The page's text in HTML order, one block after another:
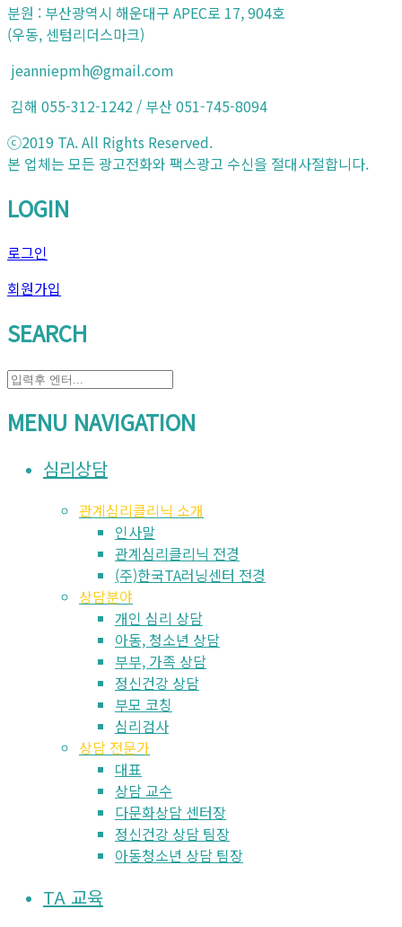
분원 : 부산광역시 해운대구 APEC로 17, 904호
(우동, 센텀리더스마크)
jeanniepmh@gmail.com
김해 055-312-1242 / 부산 051-745-8094
ⓒ2019 TA. All Rights Reserved.
본 업체는 모든 광고전화와 팩스광고 수신을 절대사절합니다.
LOGIN
로그인
회원가입
SEARCH
MENU NAVIGATION
심리상담
관계심리클리닉 소개
인사말
관계심리클리닉 전경
(주)한국TA러닝센터 전경
상담분야
개인 심리 상담
아동, 청소년 상담
부부, 가족 상담
정신건강 상담
부모 코칭
심리검사
상담 전문가
대표
상담 교수
다문화상담 센터장
정신건강 상담 팀장
아동청소년 상담 팀장
TA 교육